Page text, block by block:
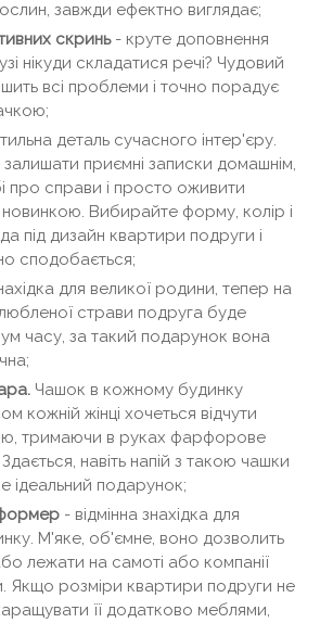
завжди ефектно виглядає;
скринь- круте доповнення
нікуди складатися речі? Чудовий
всі проблеми і точно порадує
деталь сучасного інтер'єру.
приємні записки домашнім,
про справи і просто оживити
новинкою. Вибирайте форму, колір і
під дизайн квартири подруги і
сподобається;
для великої родини, тепер на
страви подруга буде
часу, за такий подарунок вона
Чашок в кожному будинку
кожній жінці хочеться відчути
тримаючи в руках фарфорове
навіть напій з такою чашки
ідеальний подарунок;
- відмінна знахідка для
М'яке, об'ємне, воно дозволить
лежати на самоті або компанії
Якщо розміри квартири подруги не
її додатково меблями,